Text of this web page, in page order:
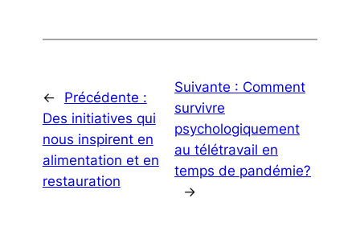
←
Précédente :
Des initiatives qui
nous inspirent en
alimentation et en
restauration
Suivante : Comment
survivre
psychologiquement
au télétravail en
temps de pandémie?
→